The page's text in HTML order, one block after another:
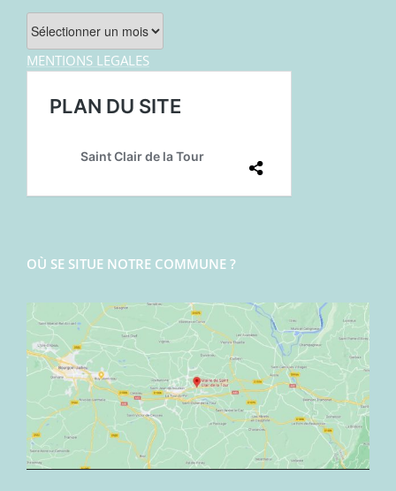
Archives
MENTIONS LEGALES
OÙ SE SITUE NOTRE COMMUNE ?